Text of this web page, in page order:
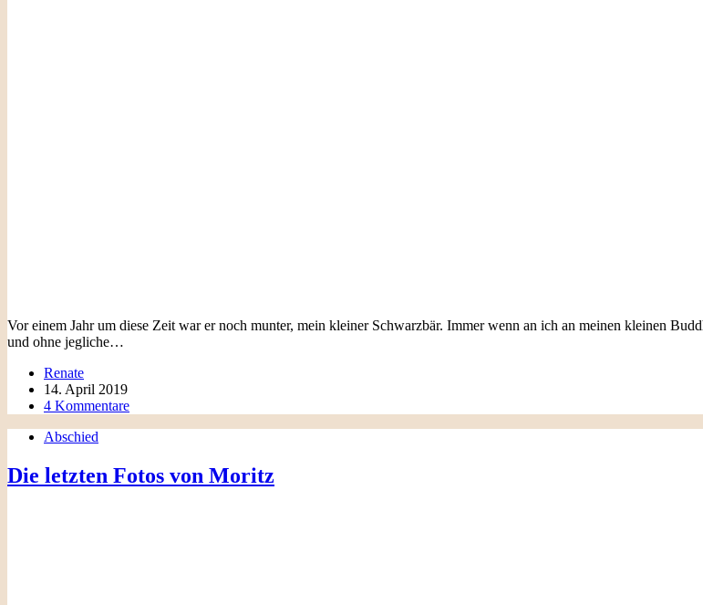
Vor einem Jahr um diese Zeit war er noch munter, mein kleiner Schwarzbär. Immer wenn an ich an meinen kleinen
und ohne jegliche…
Renate
14. April 2019
4 Kommentare
Abschied
Die letzten Fotos von Moritz